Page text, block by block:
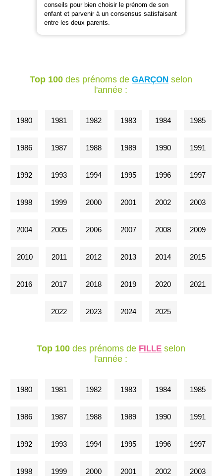
conseils pour bien choisir le prénom de son
enfant et parvenir à un consensus satisfaisant
entre les deux parents.
Top 100des prénoms de GARÇONselon
l'année :
1980 1981 1982 1983 1984 1985
1986 1987 1988 1989 1990 1991
1992 1993 1994 1995 1996 1997
1998 1999 2000 2001 2002 2003
2004 2005 2006 2007 2008 2009
2010 2011 2012 2013 2014 2015
2016 2017 2018 2019 2020 2021
2022 2023 2024 2025
Top 100des prénoms de FILLEselon
l'année :
1980 1981 1982 1983 1984 1985
1986 1987 1988 1989 1990 1991
1992 1993 1994 1995 1996 1997
1998 1999 2000 2001 2002 2003